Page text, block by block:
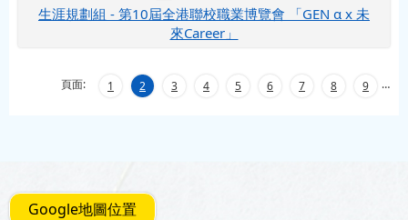
生涯規劃組 - 第10屆全港聯校職業博覽會 「GEN α x 未
來Career」
頁面: 1 2 3 4 5 6 7 8 9 …
Google地圖位置